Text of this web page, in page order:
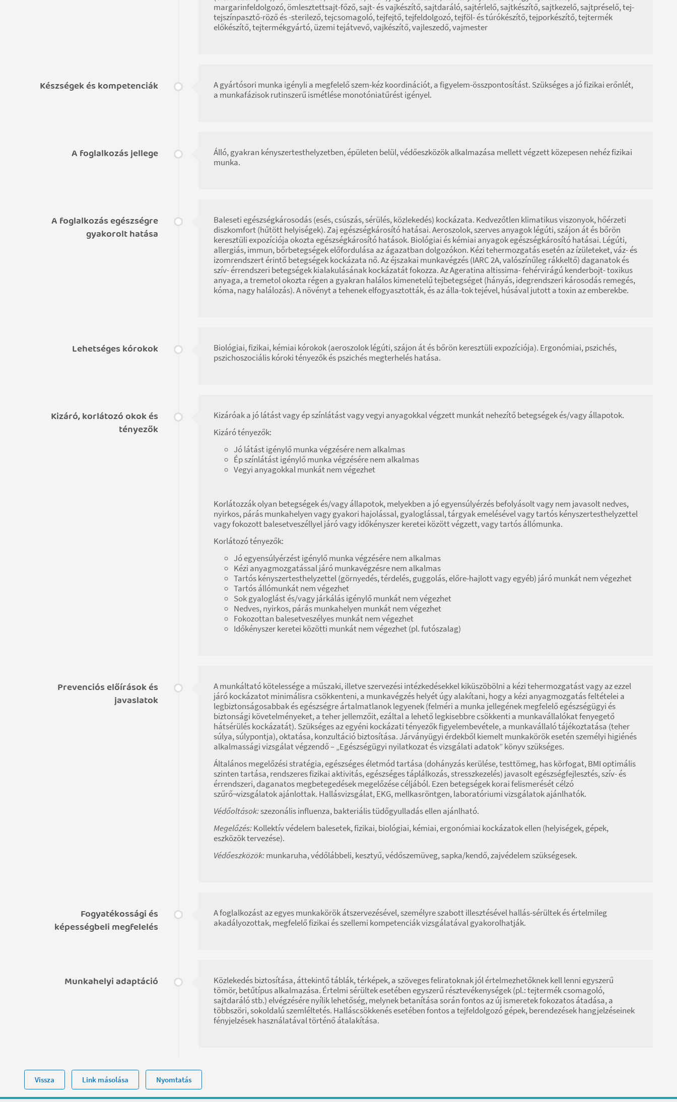
margarinfeldolgozó, ömlesztettsajt-főző, sajt- és vajkészítő, sajtdaráló, sajtérlelő, sajtkészítő, sajtkezelő, sajtpréselő, tej-
tejszínpasztő-röző és -sterilező, tejcsomagoló, tejfejtő, tejfeldolgozó, tejföl- és túrókészítő, tejporkészítő, tejtermék
előkészítő, tejtermékgyártó, üzemi tejátvevő, vajkészítő, vajleszedő, vajmester
Készségek és kompetenciák
A gyártósori munka igényli a megfelelő szem-kéz koordinációt, a figyelem-összpontosítást. Szükséges a jó fizikai erőnlét,
a munkafázisok rutinszerű ismétlése monotóniatűrést igényel.
A foglalkozás jellege
Álló, gyakran kényszertesthelyzetben, épületen belül, védőeszközök alkalmazása mellett végzett közepesen nehéz fizikai
munka.
A foglalkozás egészségre
gyakorolt hatása
Baleseti egészségkárosodás (esés, csúszás, sérülés, közlekedés) kockázata. Kedvezőtlen klimatikus viszonyok, hőérzeti
diszkomfort (hűtött helyiségek). Zaj egészségkárosító hatásai. Aeroszolok, szerves anyagok légúti, szájon át és bőrön
keresztüli expozíciója okozta egészségkárosító hatások. Biológiai és kémiai anyagok egészségkárosító hatásai. Légúti,
allergiás, immun, bőrbetegségek előfordulása az ágazatban dolgozókon. Kézi tehermozgatás esetén az ízületeket, váz- és
izomrendszert érintő betegségek kockázata nő. Az éjszakai munkavégzés (IARC 2A, valószínűleg rákkeltő) daganatok és
szív- érrendszeri betegségek kialakulásának kockázatát fokozza. Az Ageratina altissima- fehérvirágú kenderbojt- toxikus
anyaga, a tremetol okozta régen a gyakran halálos kimenetelű tejbetegséget (hányás, idegrendszeri károsodás remegés,
kóma, nagy halálozás). A növényt a tehenek elfogyasztották, és az álla-tok tejével, húsával jutott a toxin az emberekbe.
Lehetséges kórokok
Biológiai, fizikai, kémiai kórokok (aeroszolok légúti, szájon át és bőrön keresztüli expozíciója). Ergonómiai, pszichés,
pszichoszociális kóroki tényezők és pszichés megterhelés hatása.
Kizáró, korlátozó okok és
tényezők
Kizáróak a jó látást vagy ép színlátást vagy vegyi anyagokkal végzett munkát nehezítő betegségek és/vagy állapotok.
Kizáró tényezők:
Jó látást igénylő munka végzésére nem alkalmas
Ép színlátást igénylő munka végzésére nem alkalmas
Vegyi anyagokkal munkát nem végezhet
Korlátozzák olyan betegségek és/vagy állapotok, melyekben a jó egyensúlyérzés befolyásolt vagy nem javasolt nedves,
nyirkos, párás munkahelyen vagy gyakori hajolással, gyaloglással, tárgyak emelésével vagy tartós kényszertesthelyzettel
vagy fokozott balesetveszéllyel járó vagy időkényszer keretei között végzett, vagy tartós állómunka.
Korlátozó tényezők:
Jó egyensúlyérzést igénylő munka végzésére nem alkalmas
Kézi anyagmozgatással járó munkavégzésre nem alkalmas
Tartós kényszertesthelyzettel (görnyedés, térdelés, guggolás, előre-hajlott vagy egyéb) járó munkát nem végezhet
Tartós állómunkát nem végezhet
Sok gyaloglást és/vagy járkálás igénylő munkát nem végezhet
Nedves, nyirkos, párás munkahelyen munkát nem végezhet
Fokozottan balesetveszélyes munkát nem végezhet
Időkényszer keretei közötti munkát nem végezhet (pl. futószalag)
Prevenciós előírások és
javaslatok
A munkáltató kötelessége a műszaki, illetve szervezési intézkedésekkel kiküszöbölni a kézi tehermozgatást vagy az ezzel
járó kockázatot minimálisra csökkenteni, a munkavégzés helyét úgy alakítani, hogy a kézi anyagmozgatás feltételei a
legbiztonságosabbak és egészségre ártalmatlanok legyenek (felméri a munka jellegének megfelelő egészségügyi és
biztonsági követelményeket, a teher jellemzőit, ezáltal a lehető legkisebbre csökkenti a munkavállalókat fenyegető
hátsérülés kockázatát). Szükséges az egyéni kockázati tényezők figyelembevétele, a munkavállaló tájékoztatása (teher
súlya, súlypontja), oktatása, konzultáció biztosítása. Járványügyi érdekből kiemelt munkakörök esetén személyi higiénés
alkalmassági vizsgálat végzendő – „Egészségügyi nyilatkozat és vizsgálati adatok” könyv szükséges.
Általános megelőzési stratégia, egészséges életmód tartása (dohányzás kerülése, testtömeg, has körfogat, BMI optimális
szinten tartása, rendszeres fizikai aktivitás, egészséges táplálkozás, stresszkezelés) javasolt egészségfejlesztés, szív- és
érrendszeri, daganatos megbetegedések megelőzése céljából. Ezen betegségek korai felismerését célzó
szűrő¬vizsgálatok ajánlottak. Hallásvizsgálat, EKG, mellkasröntgen, laboratóriumi vizsgálatok ajánlhatók.
Védőoltások:szezonális influenza, bakteriális tüdőgyulladás ellen ajánlható.
Megelőzés:Kollektív védelem balesetek, fizikai, biológiai, kémiai, ergonómiai kockázatok ellen (helyiségek, gépek,
eszközök tervezése).
Védőeszközök:munkaruha, védőlábbeli, kesztyű, védőszemüveg, sapka/kendő, zajvédelem szükségesek.
Fogyatékossági és
képességbeli megfelelés
A foglalkozást az egyes munkakörök átszervezésével, személyre szabott illesztésével hallás-sérültek és értelmileg
akadályozottak, megfelelő fizikai és szellemi kompetenciák vizsgálatával gyakorolhatják.
Munkahelyi adaptáció
Közlekedés biztosítása, áttekintő táblák, térképek, a szöveges feliratoknak jól értelmezhetőknek kell lenni egyszerű
tömör, betűtípus alkalmazása. Értelmi sérültek esetében egyszerű résztevékenységek (pl.: tejtermék csomagoló,
sajtdaráló stb.) elvégzésére nyílik lehetőség, melynek betanítása során fontos az új ismeretek fokozatos átadása, a
többszöri, sokoldalú szemléltetés. Halláscsökkenés esetében fontos a tejfeldolgozó gépek, berendezések hangjelzéseinek
fényjelzések használatával történő átalakítása.
Vissza Link másolása Nyomtatás